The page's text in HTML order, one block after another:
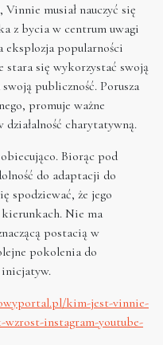
musiał nauczyć się
z bycia w centrum uwagi
eksplozja popularności
stara się wykorzystać swoją
publiczność. Porusza
promuje ważne
działalność charytatywną.
Biorąc pod
do adaptacji do
spodziewać, że jego
Nie ma
postacią w
pokolenia do
inicjatyw.
kim-jest-vinnie-
instagram-youtube-